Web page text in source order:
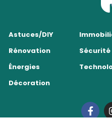
Astuces/DIY
Rénovation
Énergies
Décoration
Sécurité